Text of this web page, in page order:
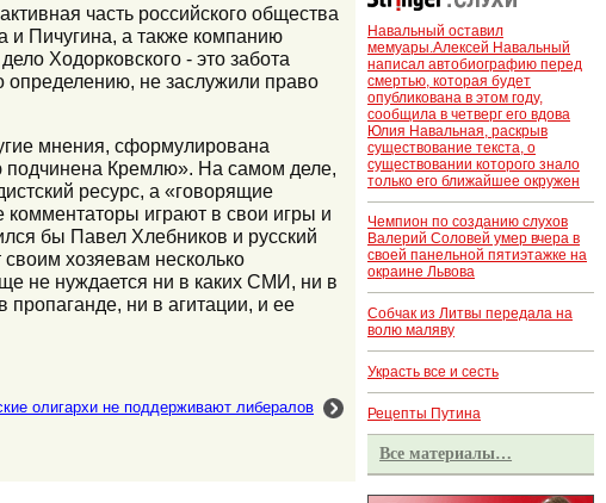
часть российского общества
и Пичугина, а также компанию
Ходорковского - это забота
определению, не заслужили право
мнения, сформулирована
подчинена Кремлю». На самом деле,
ресурс, а «говорящие
играют в свои игры и
бы Павел Хлебников и русский
хозяевам несколько
не нуждается ни в каких СМИ, ни в
ни в агитации, и ее
олигархи не поддерживают либералов
Навальный оставил
мемуары.Алексей Навальный
написал автобиографию перед
смертью, которая будет
опубликована в этом году,
сообщила в четверг его вдова
Юлия Навальная, раскрыв
существование текста, о
существовании которого знало
только его ближайшее окружен
Чемпион по созданию слухов
Валерий Соловей умер вчера в
своей панельной пятиэтажке на
окраине Львова
Собчак из Литвы передала на
волю маляву
Украсть все и сесть
Рецепты Путина
Все материалы…